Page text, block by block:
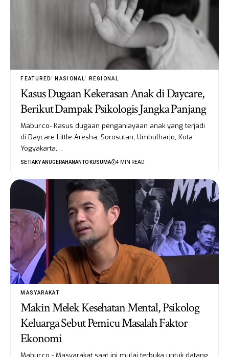
FEATURED NASIONAL REGIONAL
Kasus Dugaan Kekerasan Anak di Daycare,
Berikut Dampak Psikologis Jangka Panjang
Mabur.co- Kasus dugaan penganiayaan anak yang terjadi
di Daycare Little Aresha, Sorosutan, Umbulharjo, Kota
Yogyakarta,…
SETIAKY ANUGERAHANANTO KUSUMA 4 MIN READ
MASYARAKAT
Makin Melek Kesehatan Mental, Psikolog
Keluarga Sebut Pemicu Masalah Faktor
Ekonomi